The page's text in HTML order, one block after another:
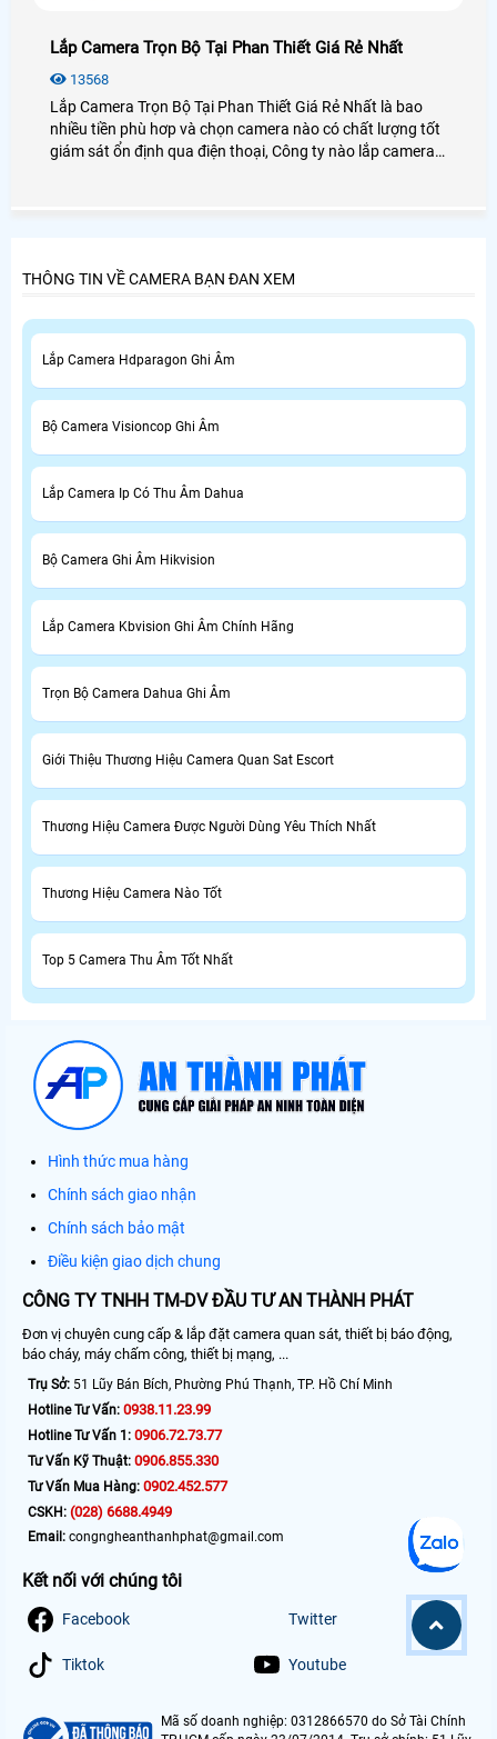
Lắp Camera Trọn Bộ Tại Phan Thiết Giá Rẻ Nhất
13568
Lắp Camera Trọn Bộ Tại Phan Thiết Giá Rẻ Nhất là bao
nhiều tiền phù hơp và chọn camera nào có chất lượng tốt
giám sát ổn định qua điện thoại, Công ty nào lắp camera
THÔNG TIN VỀ CAMERA BẠN ĐAN XEM
Lắp Camera Hdparagon Ghi Âm
Bộ Camera Visioncop Ghi Âm
Lắp Camera Ip Có Thu Âm Dahua
Bộ Camera Ghi Âm Hikvision
Lắp Camera Kbvision Ghi Âm Chính Hãng
Trọn Bộ Camera Dahua Ghi Âm
Giới Thiệu Thương Hiệu Camera Quan Sat Escort
Thương Hiệu Camera Được Người Dùng Yêu Thích Nhất
Thương Hiệu Camera Nào Tốt
Top 5 Camera Thu Âm Tốt Nhất
Hình thức mua hàng
Chính sách giao nhận
Chính sách bảo mật
Điều kiện giao dịch chung
CÔNG TY TNHH TM-DV ĐẦU TƯ AN THÀNH PHÁT
Đơn vị chuyên cung cấp & lắp đặt camera quan sát, thiết bị báo động,
báo cháy, máy chấm công, thiết bị mạng, ...
Trụ Sở: 51 Lũy Bán Bích, Phường Phú Thạnh, TP. Hồ Chí Minh
Hotline Tư Vấn: 0938.11.23.99
Hotline Tư Vấn 1: 0906.72.73.77
Tư Vấn Kỹ Thuật: 0906.855.330
Tư Vấn Mua Hàng: 0902.452.577
CSKH: (028) 6688.4949
Email: congngheanthanhphat@gmail.com
Kết nối với chúng tôi
Facebook Twitter
Tiktok Youtube
Mã số doanh nghiệp: 0312866570 do Sở Tài Chính